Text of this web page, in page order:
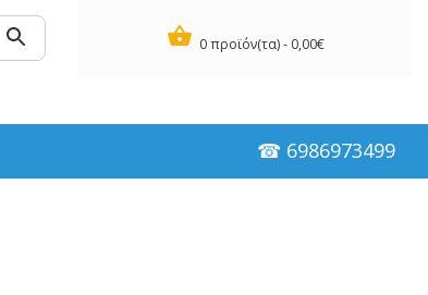
0 προϊόν(τα) - 0,00€
☎ 6986973499